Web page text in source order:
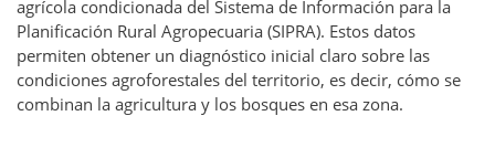
agrícola condicionada del Sistema de Información para la
Planificación Rural Agropecuaria (SIPRA). Estos datos
permiten obtener un diagnóstico inicial claro sobre las
condiciones agroforestales del territorio, es decir, cómo se
combinan la agricultura y los bosques en esa zona.